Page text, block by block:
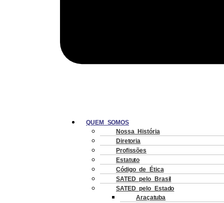
QUEM SOMOS
Nossa História
Diretoria
Profissões
Estatuto
Código de Ética
SATED pelo Brasil
SATED pelo Estado
Araçatuba